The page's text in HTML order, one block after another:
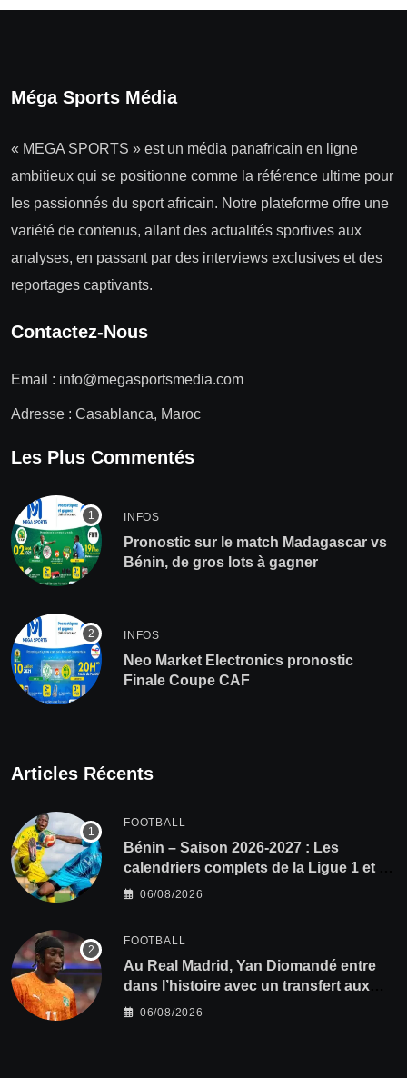
Méga Sports Média
« MEGA SPORTS » est un média panafricain en ligne
ambitieux qui se positionne comme la référence ultime pour
les passionnés du sport africain. Notre plateforme offre une
variété de contenus, allant des actualités sportives aux
analyses, en passant par des interviews exclusives et des
reportages captivants.
Contactez-Nous
Email : info@megasportsmedia.com
Adresse : Casablanca, Maroc
Les Plus Commentés
INFOS
Pronostic sur le match Madagascar vs
Bénin, de gros lots à gagner
INFOS
Neo Market Electronics pronostic
Finale Coupe CAF
Articles Récents
FOOTBALL
Bénin – Saison 2026-2027 : Les
calendriers complets de la Ligue 1 et de
la Ligue 2 dévoilés
06/08/2026
FOOTBALL
Au Real Madrid, Yan Diomandé entre
dans l’histoire avec un transfert aux
multiples records
06/08/2026